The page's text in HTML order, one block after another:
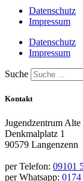
Datenschutz
Impressum
Datenschutz
Impressum
Suche
Kontakt
Jugendzentrum Alte
Denkmalplatz 1
90579 Langenzenn
per Telefon: 09101
per Whatsapp: